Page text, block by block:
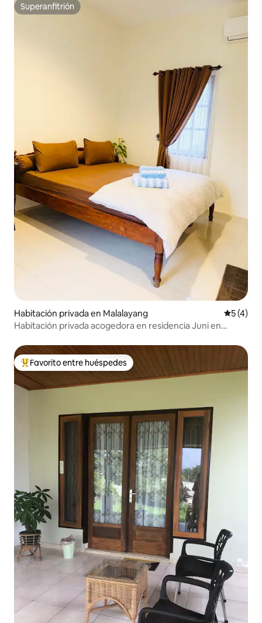
Superanfitrión
Superanfitrión
Habitación privada en Malalayang
5 (4)
Habitación privada acogedora en residencia Juni en
De los mejores en Favorito entre huéspedes
Favorito entre huéspedes